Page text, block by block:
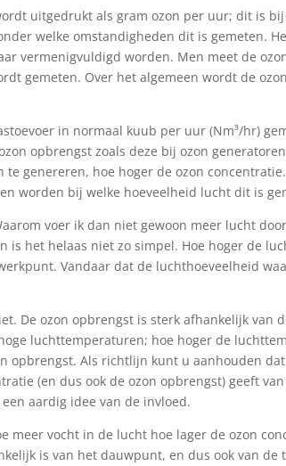
uitgedrukt als gram ozon per uur; dit is
welke omstandigheden dit is gemeten.
vermenigvuldigd worden. Men meet de
gemeten. Over het algemeen wordt de
in normaal kuub per uur (Nm³/hr)
opbrengst zoals deze bij ozon
genereren, hoe hoger de ozon
worden bij welke hoeveelheid lucht dit is
voer ik dan niet gewoon meer lucht
is het helaas niet zo simpel. Hoe hoger de
Vandaar dat de luchthoeveelheid
De ozon opbrengst is sterk afhankelijk van
luchttemperaturen; hoe hoger de
opbrengst. Als richtlijn kunt u aanhouden
(en dus ook de ozon opbrengst) geeft
aardig idee van de invloed.
meer vocht in de lucht hoe lager de ozon
is van het dauwpunt, en dus ook van